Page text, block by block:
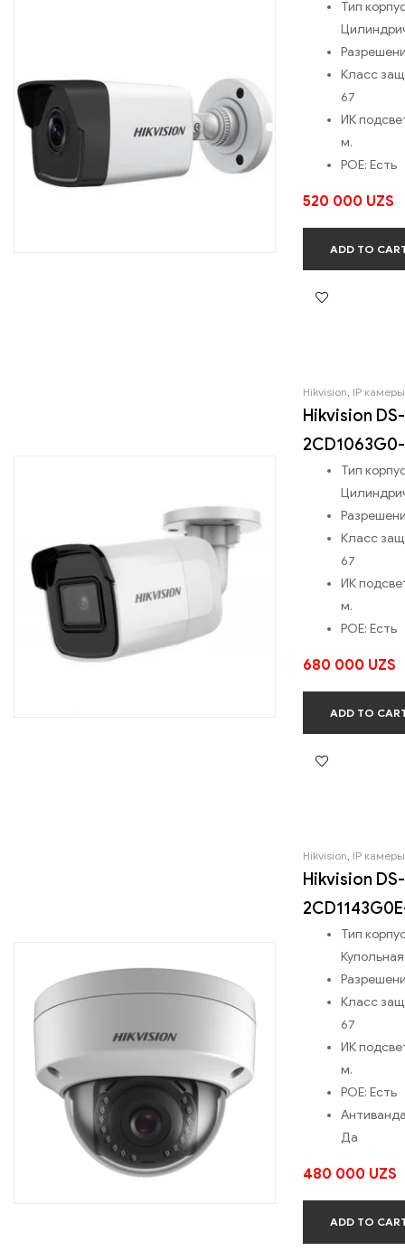
Тип
Класс
67
ИК
м.
POE: Есть
520 000 UZS
ADD TO
Hikvision IP камеры
Hikvision DS-
Тип
Класс
67
ИК
м.
POE: Есть
680 000 UZS
ADD TO
Hikvision, IP камеры
Hikvision DS-
Тип
Купольная
Класс
67
ИК
м.
POE: Есть
Да
480 000 UZS
ADD TO